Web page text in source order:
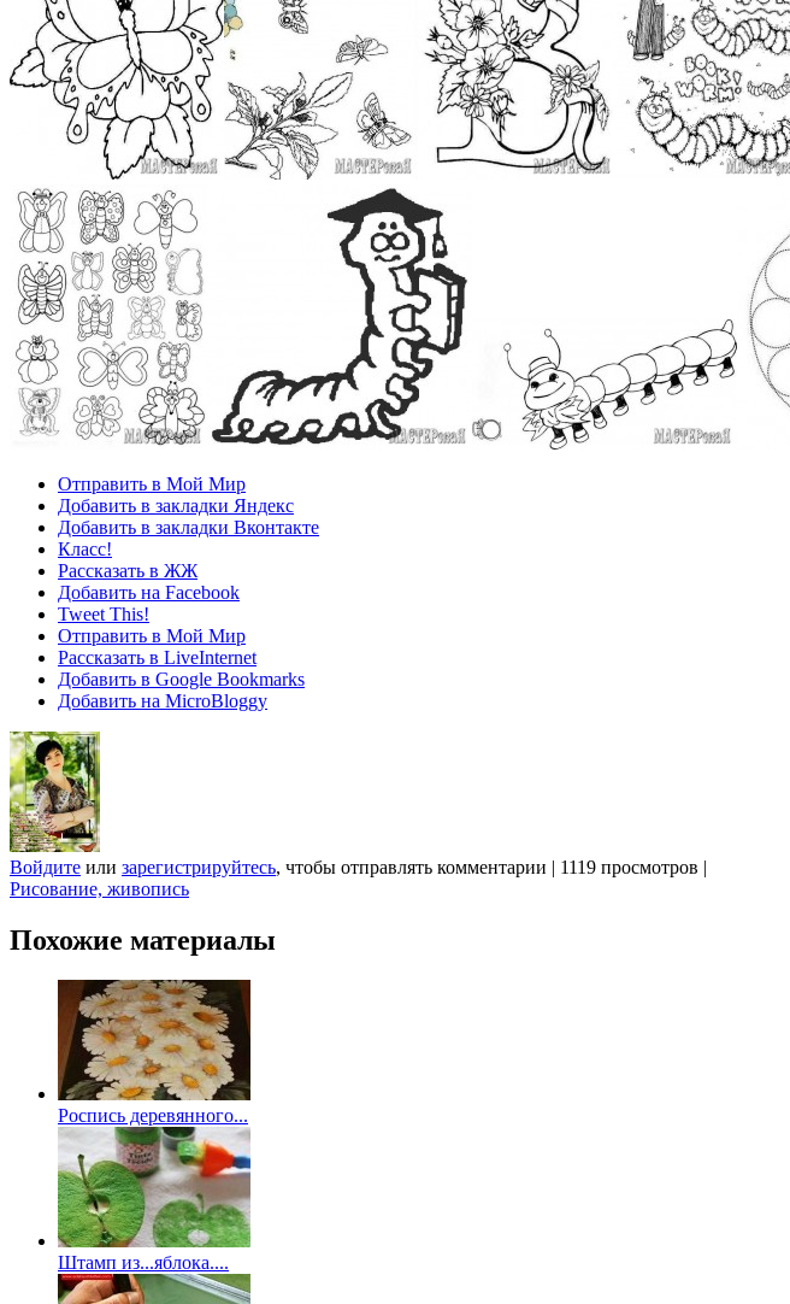
Отправить в Мой Мир
Добавить в закладки Яндекс
Добавить в закладки Вконтакте
Класс!
Рассказать в ЖЖ
Добавить на Facebook
Tweet This!
Отправить в Мой Мир
Рассказать в LiveInternet
Добавить в Google Bookmarks
Добавить на MicroBloggy
Войдите или зарегистрируйтесь, чтобы отправлять комментарии | 1119 просмотров |
Рисование, живопись
Похожие материалы
Роспись деревянного...
Штамп из...яблока....